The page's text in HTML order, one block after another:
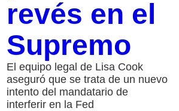
revés en el
Supremo
El equipo legal de Lisa Cook
aseguró que se trata de un nuevo
intento del mandatario de
interferir en la Fed